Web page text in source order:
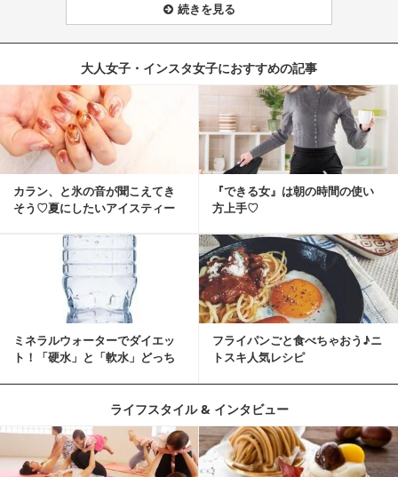
続きを見る
大人女子・インスタ女子におすすめの記事
カラン、と氷の音が聞こえてき
そう♡夏にしたいアイスティー
『できる女』は朝の時間の使い
方上手♡
ミネラルウォーターでダイエッ
ト！「硬水」と「軟水」どっち
フライパンごと食べちゃおう♪ニ
トスキ人気レシピ
ライフスタイル & インタビュー